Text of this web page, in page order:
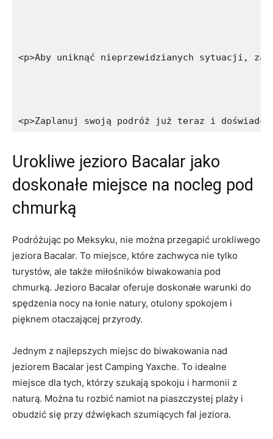
<p>Aby uniknąć nieprzewidzianych sytuacji,
<p>Zaplanuj swoją podróż już teraz i
Urokliwe jezioro Bacalar jako
doskonałe miejsce na nocleg pod
chmurką
Podróżując po Meksyku, nie można przegapić urokliwego
jeziora Bacalar. To miejsce, które zachwyca nie tylko
turystów, ale także miłośników biwakowania pod
chmurką. Jezioro Bacalar oferuje doskonałe warunki do
spędzenia nocy na łonie natury, otulony spokojem i
pięknem otaczającej przyrody.
Jednym z najlepszych miejsc do biwakowania nad
jeziorem Bacalar jest Camping Yaxche. To idealne
miejsce dla tych, którzy szukają spokoju i harmonii z
naturą. Można tu rozbić namiot na piaszczystej plaży i
obudzić się przy dźwiękach szumiących fal jeziora.